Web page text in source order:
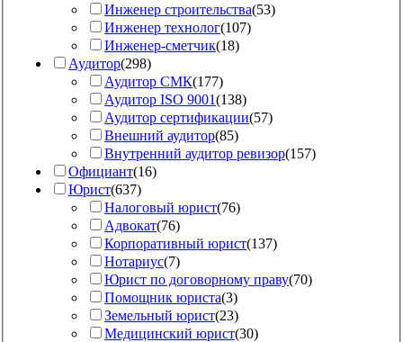
Инженер строительства(53)
Инженер технолог(107)
Инженер-сметчик(18)
Аудитор(298)
Аудитор СМК(177)
Аудитор ISO 9001(138)
Аудитор сертификации(57)
Внешний аудитор(85)
Внутренний аудитор ревизор(157)
Официант(16)
Юрист(637)
Налоговый юрист(76)
Адвокат(76)
Корпоративный юрист(137)
Нотариус(7)
Юрист по договорному праву(70)
Помощник юриста(3)
Земельный юрист(23)
Медицинский юрист(30)